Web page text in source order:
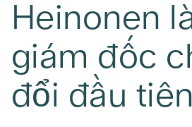
Heinonen
giám đốc
đổi đầu tiên